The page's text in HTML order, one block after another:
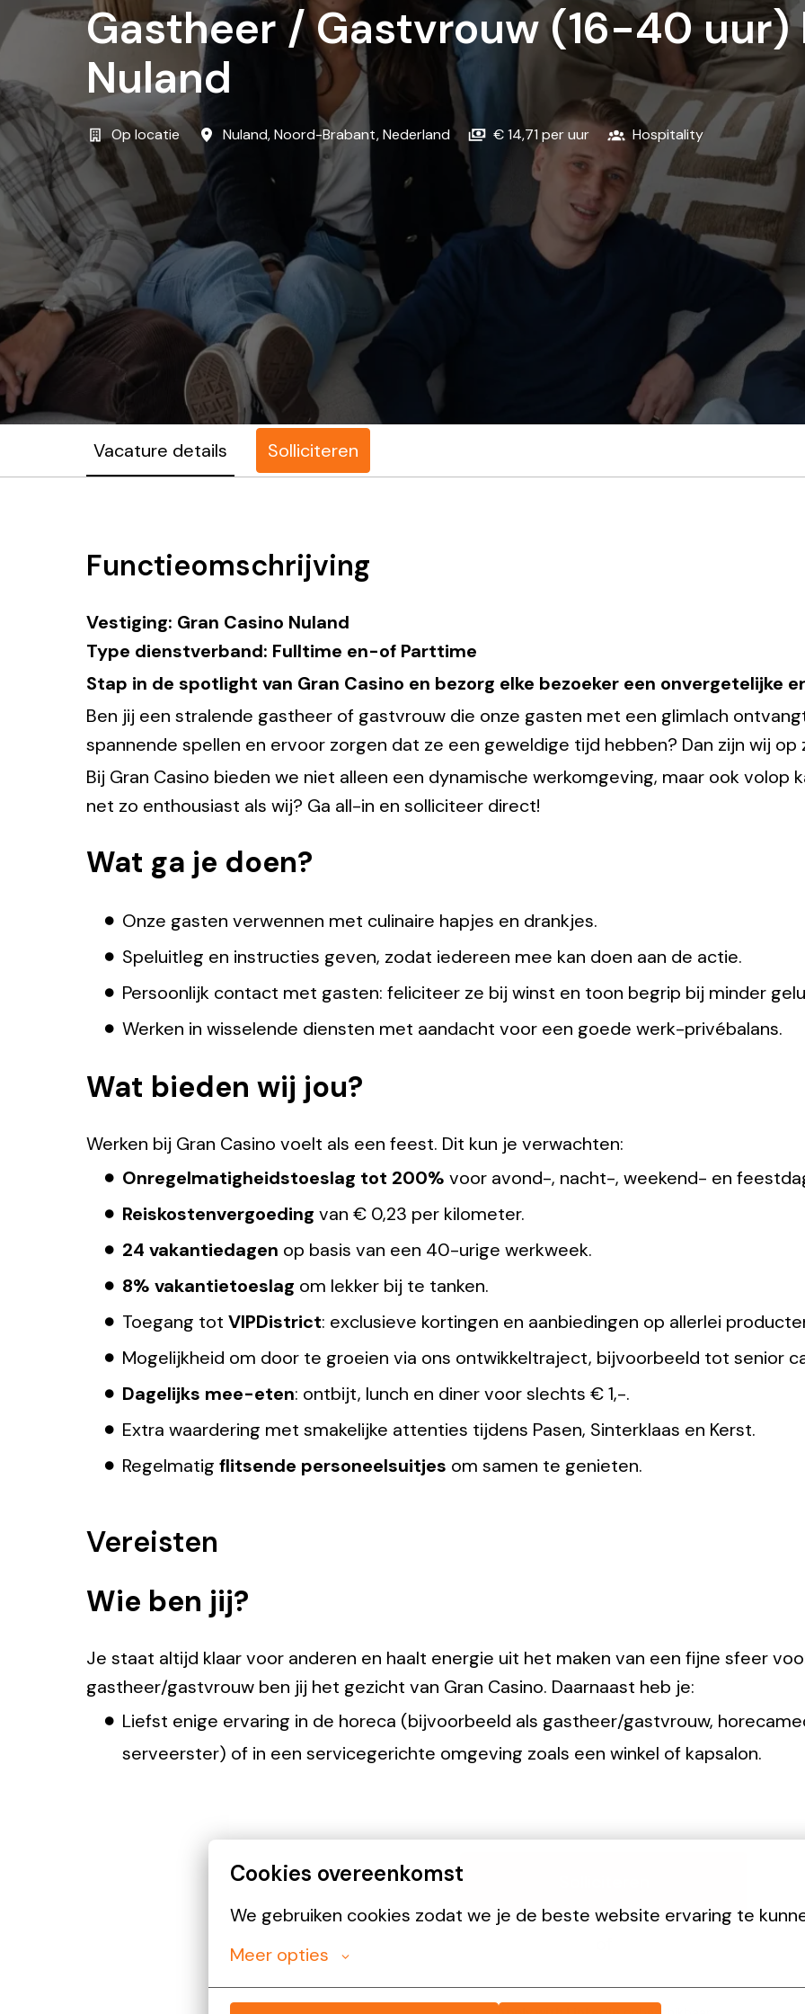
Cookies overeenkomst
We gebruiken cookies zodat we je de beste website ervaring te
Meer opties
Gastheer / Gastvrouw (16-40 uur)
Nuland
Op locatie Nuland,Noord-Brabant,Nederland € 14,71 per uur Hospitality
Vacature details Solliciteren
Functieomschrijving
Vestiging: Gran Casino Nuland
Type dienstverband: Fulltime en-of Parttime
Stap in de spotlight van Gran Casino en bezorg elke bezoeker een onvergetelijke
Ben jij een stralende gastheer of gastvrouw die onze gasten met een glimlach
spannende spellen en ervoor zorgen dat ze een geweldige tijd hebben? Dan zijn wij op
Bij Gran Casino bieden we niet alleen een dynamische werkomgeving, maar ook volop
net zo enthousiast als wij? Ga all-in en solliciteer direct!
Wat ga je doen?
Onze gasten verwennen met culinaire hapjes en drankjes.
Speluitleg en instructies geven, zodat iedereen mee kan doen aan de actie.
Persoonlijk contact met gasten: feliciteer ze bij winst en toon begrip bij minder
Werken in wisselende diensten met aandacht voor een goede werk-privébalans.
Wat bieden wij jou?
Werken bij Gran Casino voelt als een feest. Dit kun je verwachten:
Onregelmatigheidstoeslag tot 200% voor avond-, nacht-, weekend- en
Reiskostenvergoeding van € 0,23 per kilometer.
24 vakantiedagen op basis van een 40-urige werkweek.
8% vakantietoeslag om lekker bij te tanken.
Toegang tot VIPDistrict: exclusieve kortingen en aanbiedingen op allerlei
Mogelijkheid om door te groeien via ons ontwikkeltraject, bijvoorbeeld tot senior
Dagelijks mee-eten: ontbijt, lunch en diner voor slechts € 1,-.
Extra waardering met smakelijke attenties tijdens Pasen, Sinterklaas en Kerst.
Regelmatig flitsende personeelsuitjes om samen te genieten.
Vereisten
Wie ben jij?
Je staat altijd klaar voor anderen en haalt energie uit het maken van een fijne sfeer
gastheer/gastvrouw ben jij het gezicht van Gran Casino. Daarnaast heb je:
Liefst enige ervaring in de horeca (bijvoorbeeld als gastheer/gastvrouw,
serveerster) of in een servicegerichte omgeving zoals een winkel of kapsalon.